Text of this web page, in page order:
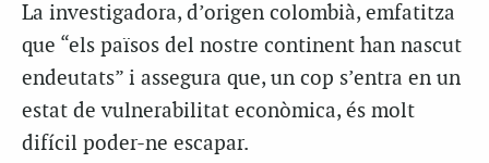
La investigadora, d’origen colombià, emfatitza
que “els països del nostre continent han nascut
endeutats” i assegura que, un cop s’entra en un
estat de vulnerabilitat econòmica, és molt
difícil poder-ne escapar.